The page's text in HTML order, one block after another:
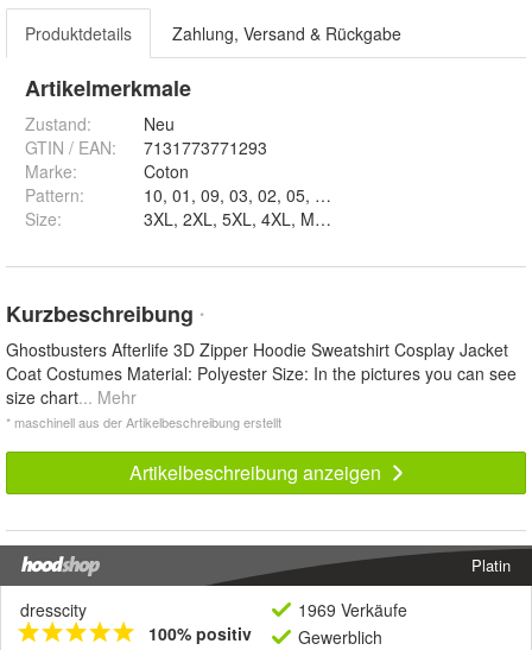
Produktdetails Zahlung, Versand & Rückgabe
Artikelmerkmale
Zustand:
Neu
GTIN / EAN:
7131773771293
Marke:
Coton
Pattern:
Size:
Kurzbeschreibung *
Ghostbusters Afterlife 3D Zipper Hoodie Sweatshirt Cosplay Jacket
Coat Costumes Material: Polyester Size: In the pictures you can see
size chart... Mehr
* maschinell aus der Artikelbeschreibung erstellt
Artikelbeschreibung anzeigen
Platin
dresscity
100% positiv
1969 Verkäufe
Gewerblich